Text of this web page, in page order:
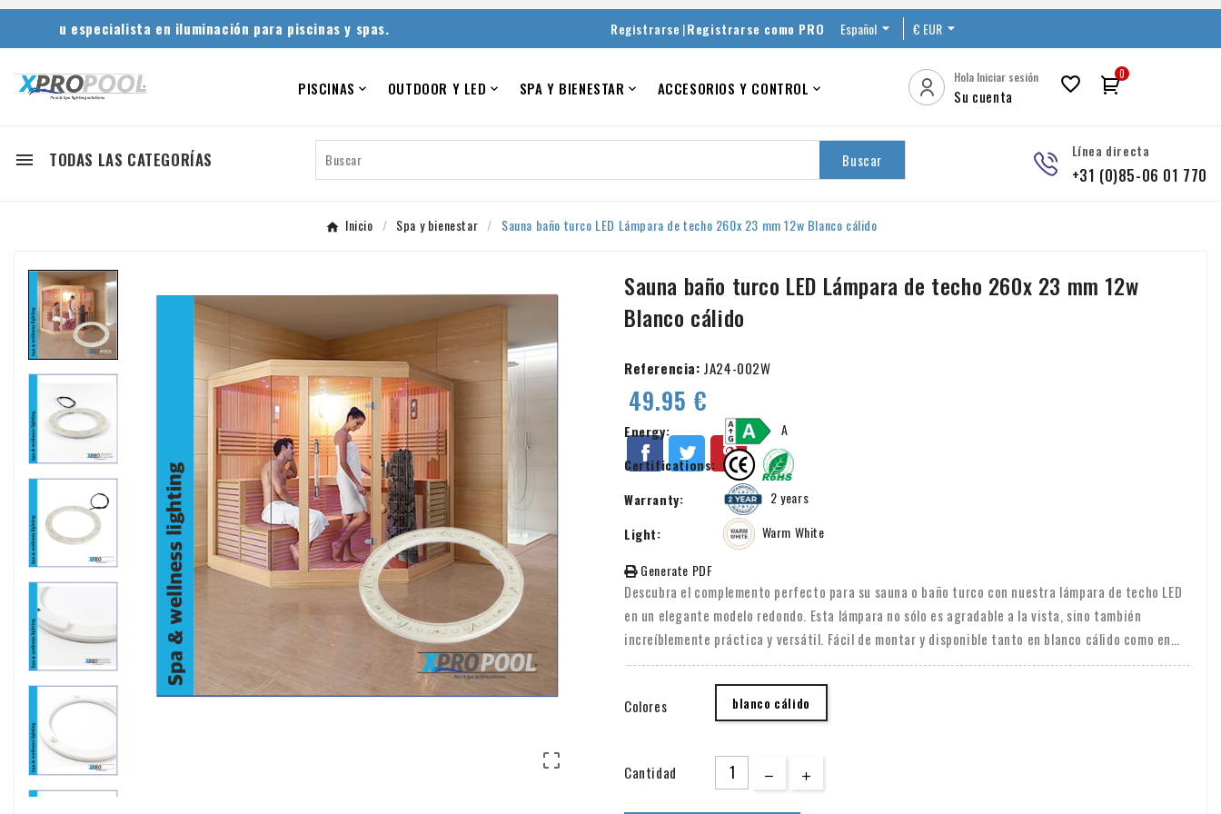
u especialista en iluminación para piscinas y spas. Registrarse |Registrarse como PRO Español  € EUR 
PISCINAS  OUTDOOR Y LED  SPA Y BIENESTAR  ACCESORIOS Y CONTROL 
Hola Iniciar sesión
Su cuenta
 0
 TODAS LAS CATEGORÍAS Buscar Línea directa
+31 (0)85-06 01 770
Inicio Spa y bienestar Sauna baño turco LED Lámpara de techo 260x 23 mm 12w Blanco cálido

Sauna baño turco LED Lámpara de techo 260x 23 mm 12w
Blanco cálido
Referencia: JA24-002W
49.95 €
Energy:
A
Certifications:
Warranty:
2 years
Light:
Warm White
Generate PDF
Descubra el complemento perfecto para su sauna o baño turco con nuestra lámpara de techo LED
en un elegante modelo redondo. Esta lámpara no sólo es agradable a la vista, sino también
increíblemente práctica y versátil. Fácil de montar y disponible tanto en blanco cálido como en
RGB, ofrece la oportunidad de personalizar completamente el ambiente de su espacio. Fabricada
en plástico de alta calidad, esta lámpara promete durabilidad y estilo. Con una clasificación IP68,
no sólo se limita a su sauna o sala de vapor; esta lámpara también puede brillar en otras
vatios, proporciona suficiente luz sin ser abrumadora.
Colores blanco cálido
Cantidad